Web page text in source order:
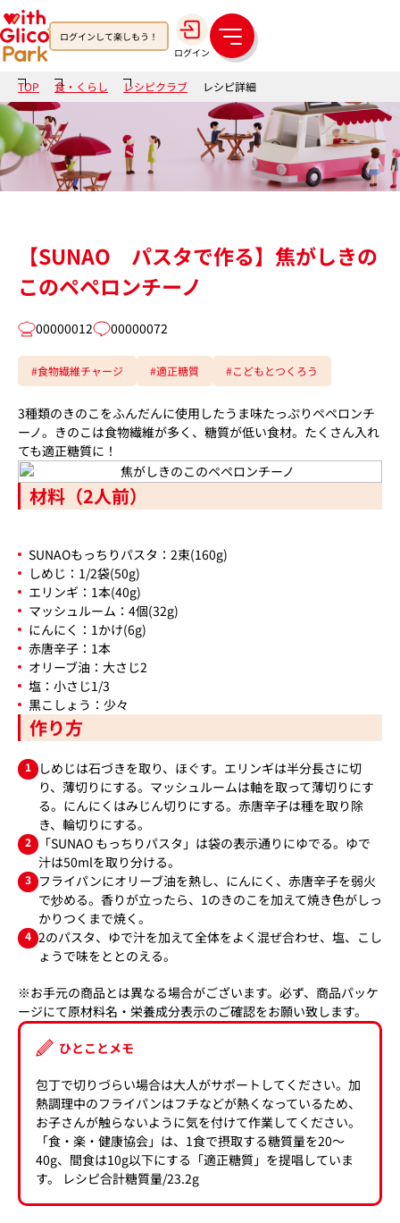
ログインして楽しもう！
ログイン
メ
ニ
ュ
ー
TOP 食・くらし レシピクラブ レシピ詳細
【SUNAO パスタで作る】焦がしきの
このペペロンチーノ
00000012 00000072
#食物繊維チャージ #適正糖質 #こどもとつくろう
3種類のきのこをふんだんに使用したうま味たっぷりペペロンチ
ーノ。きのこは食物繊維が多く、糖質が低い食材。たくさん入れ
ても適正糖質に！
材料（2人前）
SUNAOもっちりパスタ：2束(160g)
しめじ：1/2袋(50g)
エリンギ：1本(40g)
マッシュルーム：4個(32g)
にんにく：1かけ(6g)
赤唐辛子：1本
オリーブ油：大さじ2
塩：小さじ1/3
黒こしょう：少々
作り方
1
しめじは石づきを取り、ほぐす。エリンギは半分長さに切
り、薄切りにする。マッシュルームは軸を取って薄切りにす
る。にんにくはみじん切りにする。赤唐辛子は種を取り除
き、輪切りにする。
2
「SUNAO もっちりパスタ」は袋の表示通りにゆでる。ゆで
汁は50mlを取り分ける。
3 フライパンにオリーブ油を熱し、にんにく、赤唐辛子を弱火
で炒める。香りが立ったら、1のきのこを加えて焼き色がしっ
かりつくまで焼く。
4 2のパスタ、ゆで汁を加えて全体をよく混ぜ合わせ、塩、こし
ょうで味をととのえる。
※お手元の商品とは異なる場合がございます。必ず、商品パッケ
ージにて原材料名・栄養成分表示のご確認をお願い致します。
ひとことメモ
包丁で切りづらい場合は大人がサポートしてください。加
熱調理中のフライパンはフチなどが熱くなっているため、
お子さんが触らないように気を付けて作業してください。
「食・楽・健康協会」は、1食で摂取する糖質量を20〜
40g、間食は10g以下にする「適正糖質」を提唱していま
す。 レシピ合計糖質量/23.2g